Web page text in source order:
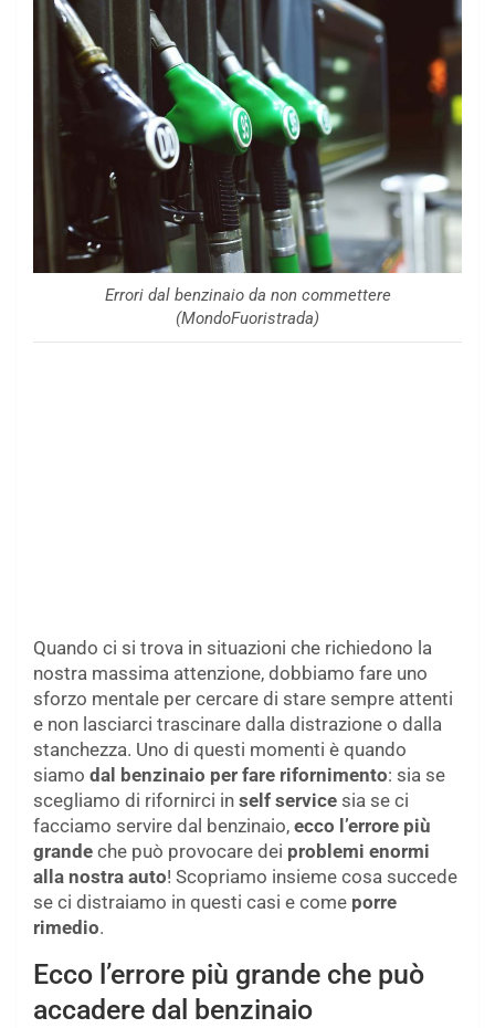
Errori dal benzinaio da non commettere
(MondoFuoristrada)
Quando ci si trova in situazioni che richiedono la
nostra massima attenzione, dobbiamo fare uno
sforzo mentale per cercare di stare sempre attenti
e non lasciarci trascinare dalla distrazione o dalla
stanchezza. Uno di questi momenti è quando
siamo dal benzinaio per fare rifornimento: sia se
scegliamo di rifornirci in self service sia se ci
facciamo servire dal benzinaio, ecco l’errore più
grande che può provocare dei problemi enormi
alla nostra auto! Scopriamo insieme cosa succede
se ci distraiamo in questi casi e come porre
rimedio.
Ecco l’errore più grande che può
accadere dal benzinaio